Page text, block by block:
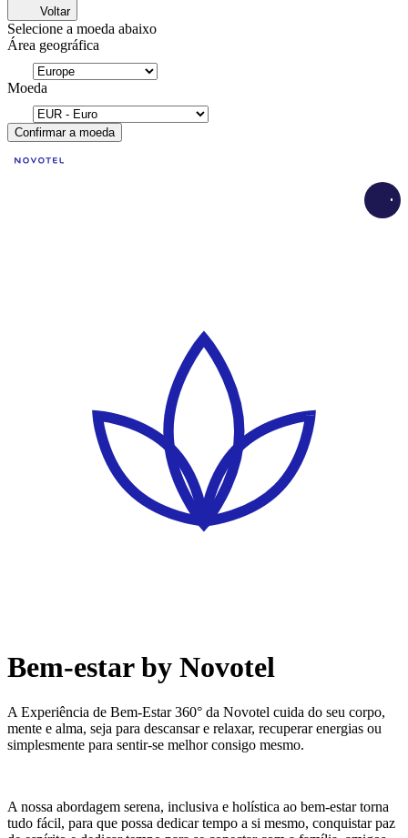
Voltar
Selecione a moeda abaixo
Área geográfica
Moeda
Confirmar a moeda
Bem-estar by Novotel
A Experiência de Bem-Estar 360° da Novotel cuida do seu corpo,
mente e alma, seja para descansar e relaxar, recuperar energias ou
simplesmente para sentir-se melhor consigo mesmo.
A nossa abordagem serena, inclusiva e holística ao bem-estar torna
tudo fácil, para que possa dedicar tempo a si mesmo, conquistar paz